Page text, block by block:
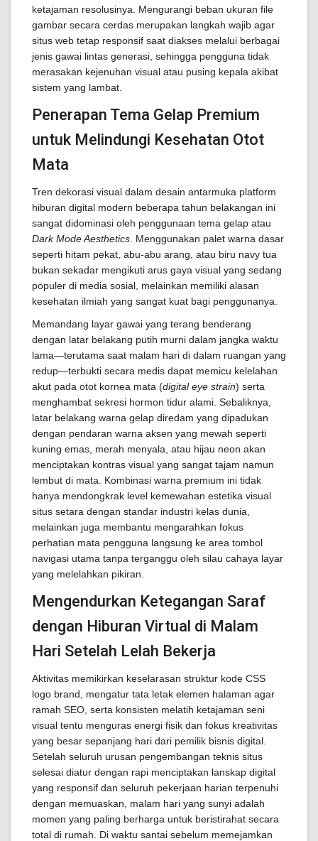
ketajaman resolusinya. Mengurangi beban ukuran file
gambar secara cerdas merupakan langkah wajib agar
situs web tetap responsif saat diakses melalui berbagai
jenis gawai lintas generasi, sehingga pengguna tidak
merasakan kejenuhan visual atau pusing kepala akibat
sistem yang lambat.
Penerapan Tema Gelap Premium
untuk Melindungi Kesehatan Otot
Mata
Tren dekorasi visual dalam desain antarmuka platform
hiburan digital modern beberapa tahun belakangan ini
sangat didominasi oleh penggunaan tema gelap atau
Dark Mode Aesthetics . Menggunakan palet warna dasar
seperti hitam pekat, abu-abu arang, atau biru navy tua
bukan sekadar mengikuti arus gaya visual yang sedang
populer di media sosial, melainkan memiliki alasan
kesehatan ilmiah yang sangat kuat bagi penggunanya.
Memandang layar gawai yang terang benderang
dengan latar belakang putih murni dalam jangka waktu
lama—terutama saat malam hari di dalam ruangan yang
redup—terbukti secara medis dapat memicu kelelahan
akut pada otot kornea mata (digital eye strain) serta
menghambat sekresi hormon tidur alami. Sebaliknya,
latar belakang warna gelap diredam yang dipadukan
dengan pendaran warna aksen yang mewah seperti
kuning emas, merah menyala, atau hijau neon akan
menciptakan kontras visual yang sangat tajam namun
lembut di mata. Kombinasi warna premium ini tidak
hanya mendongkrak level kemewahan estetika visual
situs setara dengan standar industri kelas dunia,
melainkan juga membantu mengarahkan fokus
perhatian mata pengguna langsung ke area tombol
navigasi utama tanpa terganggu oleh silau cahaya layar
yang melelahkan pikiran.
Mengendurkan Ketegangan Saraf
dengan Hiburan Virtual di Malam
Hari Setelah Lelah Bekerja
Aktivitas memikirkan keselarasan struktur kode CSS
logo brand, mengatur tata letak elemen halaman agar
ramah SEO, serta konsisten melatih ketajaman seni
visual tentu menguras energi fisik dan fokus kreativitas
yang besar sepanjang hari dari pemilik bisnis digital.
Setelah seluruh urusan pengembangan teknis situs
selesai diatur dengan rapi menciptakan lanskap digital
yang responsif dan seluruh pekerjaan harian terpenuhi
dengan memuaskan, malam hari yang sunyi adalah
momen yang paling berharga untuk beristirahat secara
total di rumah. Di waktu santai sebelum memejamkan